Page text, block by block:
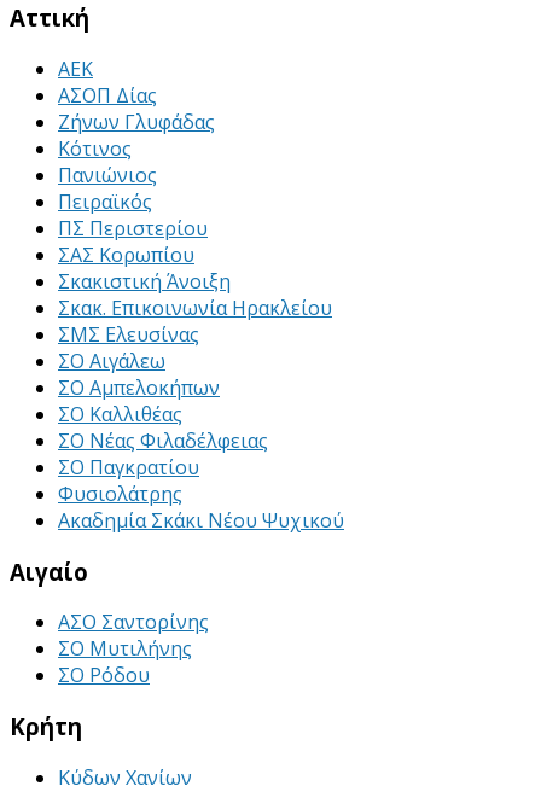
Αττική
ΑΕΚ
ΑΣΟΠ Δίας
Ζήνων Γλυφάδας
Κότινος
Πανιώνιος
Πειραϊκός
ΠΣ Περιστερίου
ΣΑΣ Κορωπίου
Σκακιστική Άνοιξη
Σκακ. Επικοινωνία Ηρακλείου
ΣΜΣ Ελευσίνας
ΣΟ Αιγάλεω
ΣΟ Αμπελοκήπων
ΣΟ Καλλιθέας
ΣΟ Νέας Φιλαδέλφειας
ΣΟ Παγκρατίου
Φυσιολάτρης
Ακαδημία Σκάκι Νέου Ψυχικού
Αιγαίο
ΑΣΟ Σαντορίνης
ΣΟ Μυτιλήνης
ΣΟ Ρόδου
Κρήτη
Κύδων Χανίων